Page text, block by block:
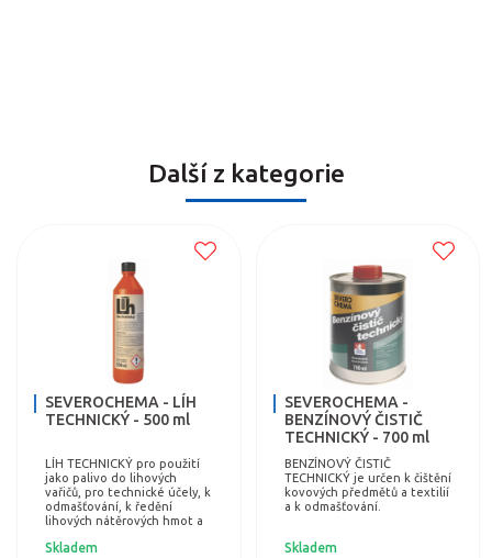
Další z kategorie
SEVEROCHEMA - LÍH
TECHNICKÝ - 500 ml
LÍH TECHNICKÝ pro použití
jako palivo do lihových
vařičů, pro technické účely, k
odmašťování, k ředění
lihových nátěrových hmot a
skvrn na textilu.
Skladem
SEVEROCHEMA -
BENZÍNOVÝ ČISTIČ
TECHNICKÝ - 700 ml
BENZÍNOVÝ ČISTIČ
TECHNICKÝ je určen k čištění
kovových předmětů a textilií
a k odmašťování.
Skladem